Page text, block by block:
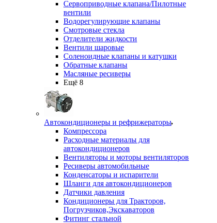
Сервоприводные клапана/Пилотные
вентили
Водорегулирующие клапаны
Смотровые стекла
Отделители жидкости
Вентили шаровые
Соленоидные клапаны и катушки
Обратные клапаны
Масляные ресиверы
Ещё 8
Автокондиционеры и рефрижераторы
Компрессора
Расходные материалы для
автокондиционеров
Вентиляторы и моторы вентиляторов
Ресиверы автомобильные
Конденсаторы и испарители
Шланги для автокондиционеров
Датчики давления
Кондиционеры для Тракторов,
Погрузчиков,Экскаваторов
Фитинг стальной